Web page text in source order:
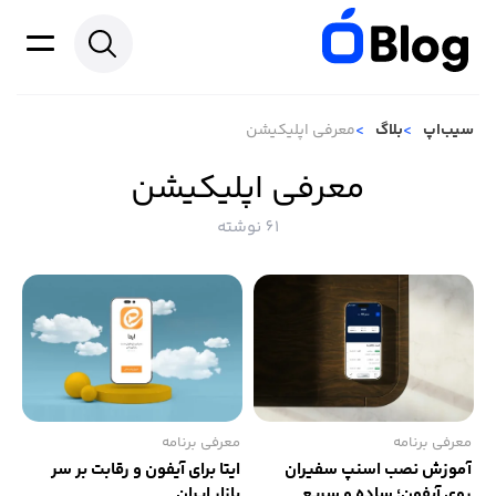
سیب‌اپ بلاگ معرفی اپلیکیشن
معرفی اپلیکیشن
61 نوشته
معرفی برنامه
آموزش نصب اسنپ سفیران
معرفی برنامه
ایتا برای آیفون و رقابت بر سر